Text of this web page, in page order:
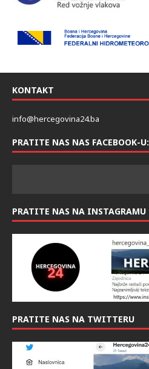
KONTAKT
info@hercegovina24.ba
PRATITE NAS NAS FACEBOOK-U:
PRATITE NAS NA INSTAGRAMU
PRATITE NAS NA TWITTERU